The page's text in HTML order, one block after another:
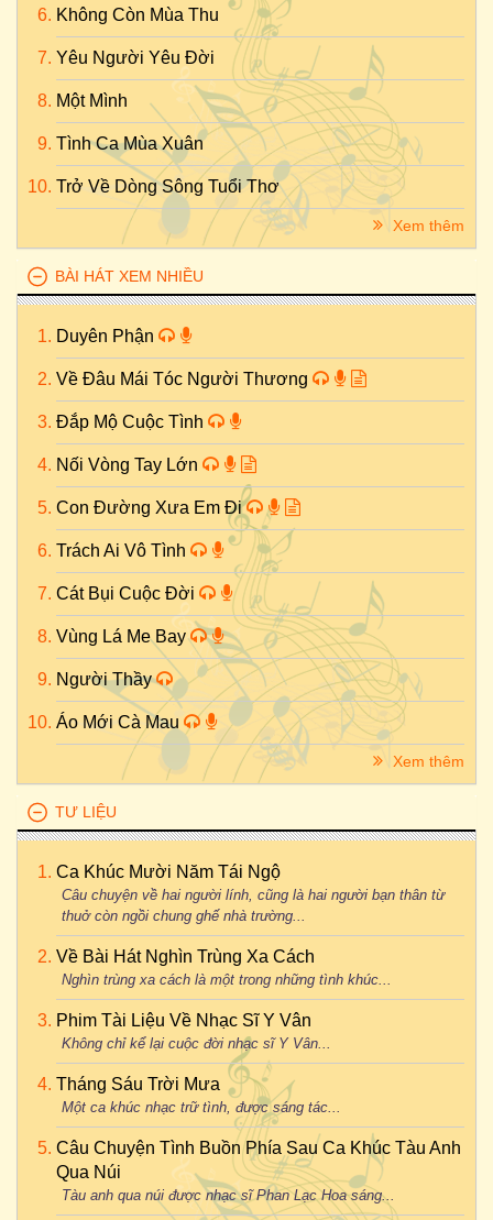
Không Còn Mùa Thu
Yêu Người Yêu Đời
Một Mình
Tình Ca Mùa Xuân
Trở Về Dòng Sông Tuổi Thơ
Xem thêm
BÀI HÁT XEM NHIỀU
Duyên Phận
Về Đâu Mái Tóc Người Thương
Đắp Mộ Cuộc Tình
Nối Vòng Tay Lớn
Con Đường Xưa Em Đi
Trách Ai Vô Tình
Cát Bụi Cuộc Đời
Vùng Lá Me Bay
Người Thầy
Áo Mới Cà Mau
Xem thêm
TƯ LIỆU
Ca Khúc Mười Năm Tái Ngộ
Câu chuyện về hai người lính, cũng là hai người bạn thân từ
thuở còn ngồi chung ghế nhà trường...
Về Bài Hát Nghìn Trùng Xa Cách
Nghìn trùng xa cách là một trong những tình khúc...
Phim Tài Liệu Về Nhạc Sĩ Y Vân
Không chỉ kể lại cuộc đời nhạc sĩ Y Vân...
Tháng Sáu Trời Mưa
Một ca khúc nhạc trữ tình, được sáng tác...
Câu Chuyện Tình Buồn Phía Sau Ca Khúc Tàu Anh
Qua Núi
Tàu anh qua núi được nhạc sĩ Phan Lạc Hoa sáng...